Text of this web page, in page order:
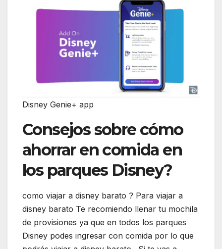
Disney Genie+ app
Consejos sobre cómo
ahorrar en comida en
los parques Disney?
como viajar a disney barato ? Para viajar a
disney barato Te recomiendo llenar tu mochila
de provisiones ya que en todos los parques
Disney podes ingresar con comida por lo que